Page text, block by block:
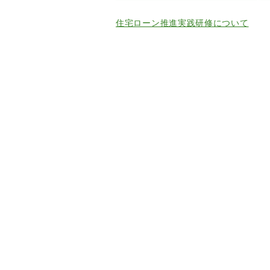
住宅ローン推進実践研修について